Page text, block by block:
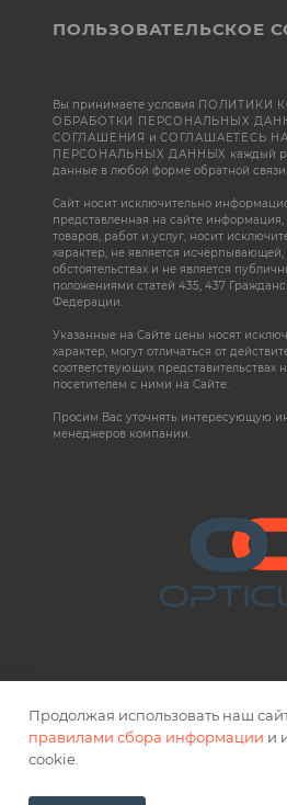
ПОЛЬЗОВАТЕЛЬСКОЕ
Вы принимаете условия ПОЛИТИКИ
ОБРАБОТКИ ПЕРСОНАЛЬНЫХ
СОГЛАШЕНИЯ иСОГЛАШАЕТЕСЬ
ПЕРСОНАЛЬНЫХ ДАННЫХ каждый
данные в любой форме обратной
Сайт носит исключительно
представленная на сайте информация,
товаров, работ и услуг, носит
характер, не является
обстоятельствах и не является
положениями статей 435, 437
Федерации.
Указанные на Сайте цены носят
характер, могут отличаться от
соответствующих представительствах
посетителем с ними на Сайте.
Просим Вас уточнять интересующую
менеджеров компании.
2026 © OPTICUT
Продолжая использовать наш
правилами сбора информации и
cookie.